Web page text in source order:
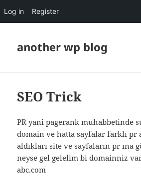
Log in Register
another wp blog
SEO Trick
PR yani pagerank muhabbetinde
domain ve hatta sayfalar farklı
aldıkları site ve sayfaların pr ına
neyse gel gelelim bi domainniz
abc.com